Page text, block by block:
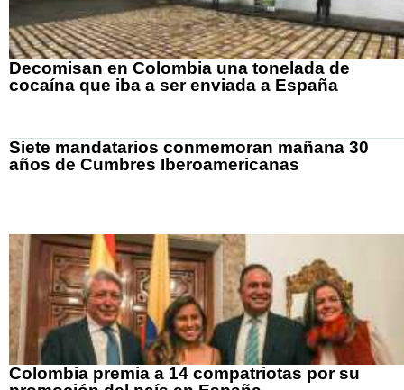
Decomisan en Colombia una tonelada de
cocaína que iba a ser enviada a España
Siete mandatarios conmemoran mañana 30
años de Cumbres Iberoamericanas
Colombia premia a 14 compatriotas por su